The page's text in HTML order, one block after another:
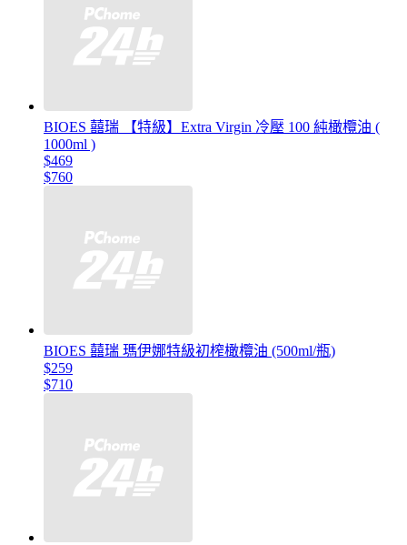
BIOES 囍瑞 【特級】Extra Virgin 冷壓 100 純橄欖油 (
1000ml )
$469
$760
BIOES 囍瑞 瑪伊娜特級初榨橄欖油 (500ml/瓶)
$259
$710